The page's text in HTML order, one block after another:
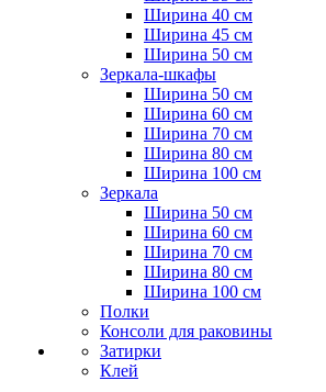
Ширина 40 см
Ширина 45 см
Ширина 50 см
Зеркала-шкафы
Ширина 50 см
Ширина 60 см
Ширина 70 см
Ширина 80 см
Ширина 100 см
Зеркала
Ширина 50 см
Ширина 60 см
Ширина 70 см
Ширина 80 см
Ширина 100 см
Полки
Консоли для раковины
Затирки
Клей